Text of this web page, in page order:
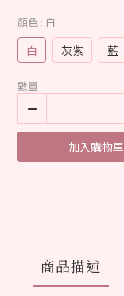
顏色 : 白
白 灰紫 藍
數量
加入購物車
商品描述